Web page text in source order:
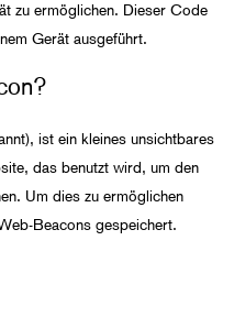
zu ermöglichen. Dieser Code
Gerät ausgeführt.
ist ein kleines unsichtbares
das benutzt wird, um den
Um dies zu ermöglichen
Beacons gespeichert.